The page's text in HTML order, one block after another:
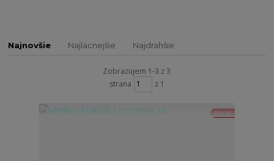
Najnovšie Najlacnejšie Najdrahšie
Zobrazujem 1-3 z 3
strana
z 1
Akcia